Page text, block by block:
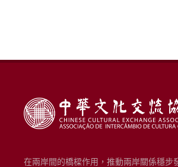
在兩岸間的橋樑作用，推動兩岸關係穩步